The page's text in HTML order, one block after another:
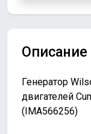
Описание
Генератор
двигателей
(IMA566256)